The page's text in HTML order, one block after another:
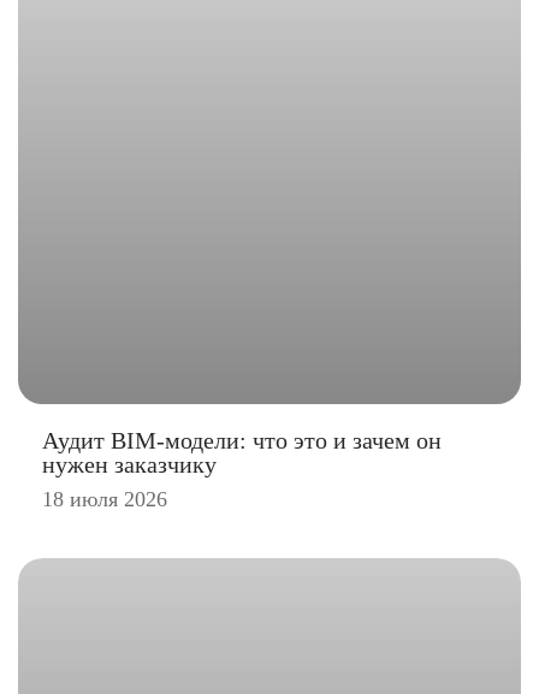
Аудит BIM-модели: что это и зачем он
нужен заказчику
18 июля 2026